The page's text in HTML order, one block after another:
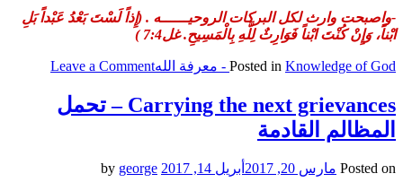
-واصبحت وارث لكل البركات الروحيــــــه . (إِذاً لَسْتَ بَعْدُ عَبْداً بَلِ
ابْناً، وَإِنْ كُنْتَ ابْناً فَوَارِثٌ لِلَّهِ بِالْمَسِيحِ. غل7:4 )
Posted in Knowledge of God - معرفة الله Leave a Comment
on
Carrying the next grievances – تحمل
المظالم القادمة
Posted on مارس 20, 2017 أبريل 14, 2017 george